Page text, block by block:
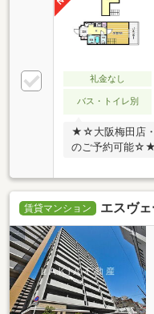
礼金なし
バス・トイレ別
★☆大阪梅田店・
のご予約可能☆★
賃貸マンション エスヴ